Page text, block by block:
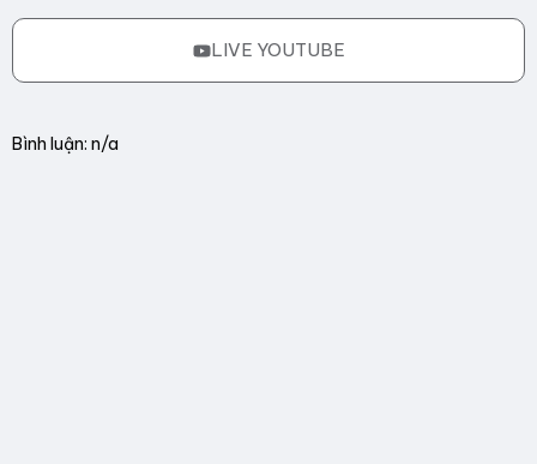
LIVE YOUTUBE
Bình luận: n/a